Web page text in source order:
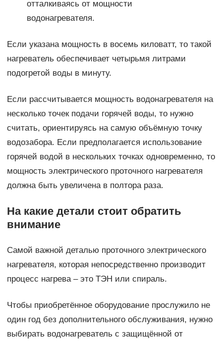
отталкиваясь от мощности
водонагревателя.
Если указана мощность в восемь киловатт, то такой
нагреватель обеспечивает четырьмя литрами
подогретой воды в минуту.
Если рассчитывается мощность водонагревателя на
несколько точек подачи горячей воды, то нужно
считать, ориентируясь на самую объёмную точку
водозабора. Если предполагается использование
горячей водой в нескольких точках одновременно, то
мощность электрического проточного нагревателя
должна быть увеличена в полтора раза.
На какие детали стоит обратить
внимание
Самой важной деталью проточного электрического
нагревателя, которая непосредственно производит
процесс нагрева – это ТЭН или спираль.
Чтобы приобретённое оборудование прослужило не
один год без дополнительного обслуживания, нужно
выбирать водонагреватель с защищённой от